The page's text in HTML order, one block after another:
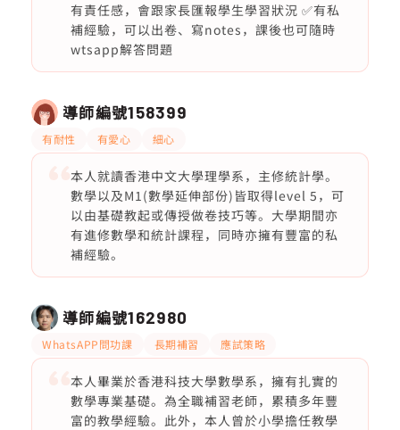
有責任感，會跟家長匯報學生學習狀況 ✅有私
補經驗，可以出卷、寫notes，課後也可隨時
wtsapp解答問題
導師編號158399
有耐性 有愛心 細心
本人就讀香港中文大學理學系，主修統計學。
數學以及M1(數學延伸部份)皆取得level 5，可
以由基礎教起或傳授做卷技巧等。大學期間亦
有進修數學和統計課程，同時亦擁有豐富的私
補經驗。
導師編號162980
WhatsAPP問功課 長期補習 應試策略
本人畢業於香港科技大學數學系，擁有扎實的
數學專業基礎。為全職補習老師，累積多年豐
富的教學經驗。此外，本人曾於小學擔任教學